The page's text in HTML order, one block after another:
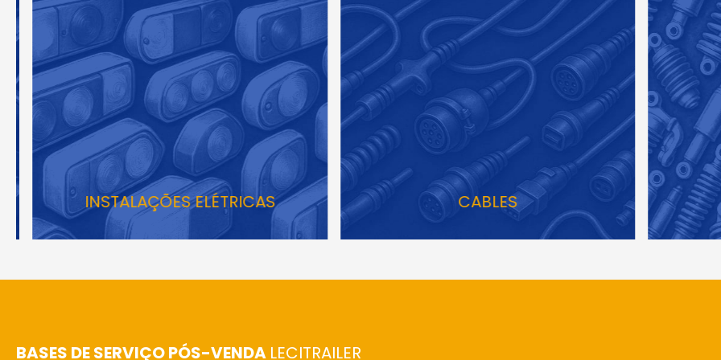
INSTALAÇÕES ELÉTRICAS CABLES
BASES DE SERVIÇO PÓS-VENDA LECITRAILER